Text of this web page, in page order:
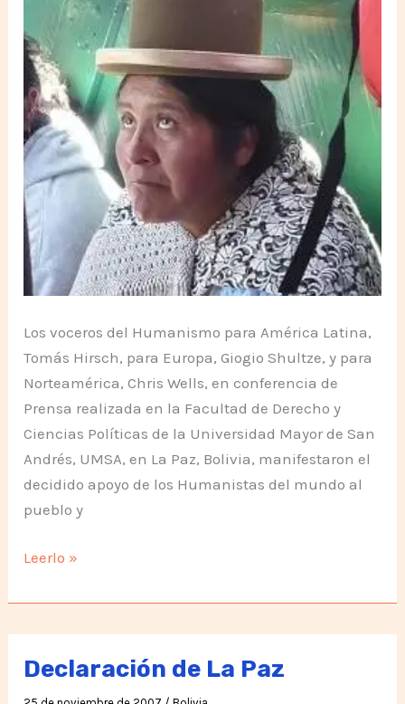
Los voceros del Humanismo para América Latina,
Tomás Hirsch, para Europa, Giogio Shultze, y para
Norteamérica, Chris Wells, en conferencia de
Prensa realizada en la Facultad de Derecho y
Ciencias Políticas de la Universidad Mayor de San
Andrés, UMSA, en La Paz, Bolivia, manifestaron el
decidido apoyo de los Humanistas del mundo al
pueblo y
Humanistas
el
pueblo
y
Leerlo »
Declaración de La Paz